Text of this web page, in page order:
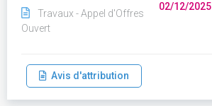
Travaux - Appel d'Offres
Ouvert
02/12/2025
Avis d'attribution